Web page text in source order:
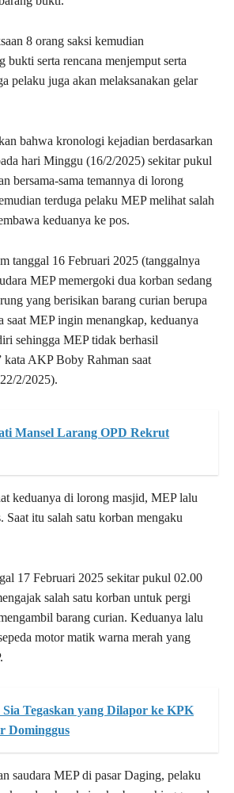
8 orang saksi kemudian
bukti serta rencana menjemput serta
pelaku juga akan melaksanakan gelar
bahwa kronologi kejadian berdasarkan
hari Minggu (16/2/2025) sekitar pukul
bersama-sama temannya di lorong
terduga pelaku MEP melihat salah
keduanya ke pos.
tanggal 16 Februari 2025 (tanggalnya
MEP memergoki dua korban sedang
yang berisikan barang curian berupa
saat MEP ingin menangkap, keduanya
sehingga MEP tidak berhasil
kata AKP Boby Rahman saat
2/2025).
Mansel Larang OPD Rekrut
keduanya di lorong masjid, MEP lalu
Saat itu salah satu korban mengaku
17 Februari 2025 sekitar pukul 02.00
salah satu korban untuk pergi
barang curian. Keduanya lalu
motor matik warna merah yang
Sia Tegaskan yang Dilapor ke KPK
Dominggus
saudara MEP di pasar Daging, pelaku